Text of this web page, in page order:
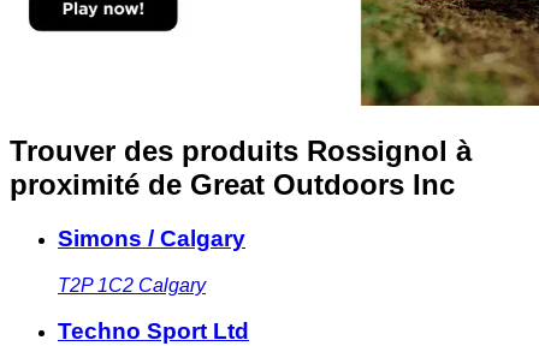
Trouver des produits Rossignol à
proximité de Great Outdoors Inc
Simons / Calgary
T2P 1C2 Calgary
Techno Sport Ltd